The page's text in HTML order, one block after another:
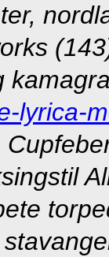
lyrica-